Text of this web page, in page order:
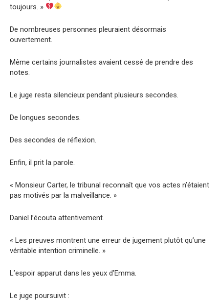
toujours. »
De nombreuses personnes pleuraient désormais
ouvertement.
Même certains journalistes avaient cessé de prendre des
notes.
Le juge resta silencieux pendant plusieurs secondes.
De longues secondes.
Des secondes de réflexion.
Enfin, il prit la parole.
« Monsieur Carter, le tribunal reconnaît que vos actes n’étaient
pas motivés par la malveillance. »
Daniel l’écouta attentivement.
« Les preuves montrent une erreur de jugement plutôt qu’une
véritable intention criminelle. »
L’espoir apparut dans les yeux d’Emma.
Le juge poursuivit :